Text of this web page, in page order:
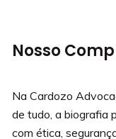
Nosso
Na Cardozo
de tudo, a biografia
com ética,